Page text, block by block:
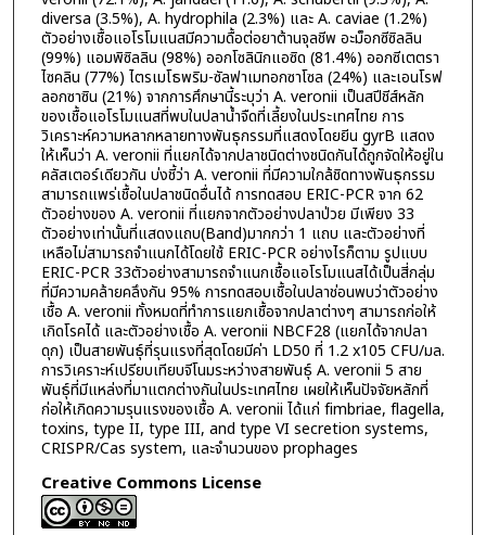
diversa (3.5%), A. hydrophila (2.3%) และ A. caviae (1.2%)
ตัวอย่างเชื้อแอโรโมแนสมีความดื้อต่อยาต้านจุลชีพ อะม็อกซีซิลลิน
(99%) แอมพิซิลลิน (98%) ออกโซลินิกแอซิด (81.4%) ออกซีเตตรา
ไซคลิน (77%) ไตรเมโธพริม-ซัลฟาเมทอกซาโซล (24%) และเอนโรฟ
ลอกซาซิน (21%) จากการศึกษานี้ระบุว่า A. veronii เป็นสปีชีส์หลัก
ของเชื้อแอโรโมแนสที่พบในปลาน้ำจืดที่เลี้ยงในประเทศไทย การ
วิเคราะห์ความหลากหลายทางพันธุกรรมที่แสดงโดยยีน gyrB แสดง
ให้เห็นว่า A. veronii ที่แยกได้จากปลาชนิดต่างชนิดกันได้ถูกจัดให้อยู่ใน
คลัสเตอร์เดียวกัน บ่งชี้ว่า A. veronii ที่มีความใกล้ชิดทางพันธุกรรม
สามารถแพร่เชื้อในปลาชนิดอื่นได้ การทดสอบ ERIC-PCR จาก 62
ตัวอย่างของ A. veronii ที่แยกจากตัวอย่างปลาป่วย มีเพียง 33
ตัวอย่างเท่านั้นที่แสดงแถบ(Band)มากกว่า 1 แถบ และตัวอย่างที่
เหลือไม่สามารถจำแนกได้โดยใช้ ERIC-PCR อย่างไรก็ตาม รูปแบบ
ERIC-PCR 33ตัวอย่างสามารถจำแนกเชื้อแอโรโมแนสได้เป็นสี่กลุ่ม
ที่มีความคล้ายคลึงกัน 95% การทดสอบเชื้อในปลาช่อนพบว่าตัวอย่าง
เชื้อ A. veronii ทั้งหมดที่ทำการแยกเชื้อจากปลาต่างๆ สามารถก่อให้
เกิดโรคได้ และตัวอย่างเชื้อ A. veronii NBCF28 (แยกได้จากปลา
ดุก) เป็นสายพันธุ์ที่รุนแรงที่สุดโดยมีค่า LD50 ที่ 1.2 x105 CFU/มล.
การวิเคราะห์เปรียบเทียบจีโนมระหว่างสายพันธุ์ A. veronii 5 สาย
พันธุ์ที่มีแหล่งที่มาแตกต่างกันในประเทศไทย เผยให้เห็นปัจจัยหลักที่
ก่อให้เกิดความรุนแรงของเชื้อ A. veronii ได้แก่ fimbriae, flagella,
toxins, type II, type III, and type VI secretion systems,
CRISPR/Cas system, และจำนวนของ prophages
Creative Commons License